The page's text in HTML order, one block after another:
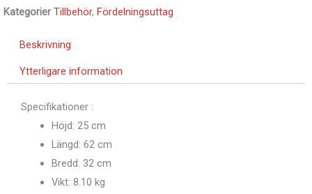
Kategorier Tillbehör, Fördelningsuttag
Beskrivning
Ytterligare information
Specifikationer :
Höjd: 25 cm
Längd: 62 cm
Bredd: 32 cm
Vikt: 8.10 kg